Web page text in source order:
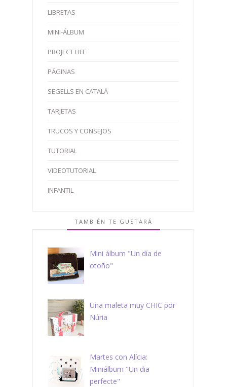
LIBRETAS
MINI-ÁLBUM
PROJECT LIFE
PÁGINAS
SEGELLS EN CATALÀ
TARJETAS
TRUCOS Y CONSEJOS
TUTORIAL
VIDEOTUTORIAL
INFANTIL
TAMBIÉN TE GUSTARÁ
Mini álbum "Un día de
otoño"
Una maleta muy CHIC por
Núria
Martes con Alícia:
Miniálbum "Un dia
perfecte"